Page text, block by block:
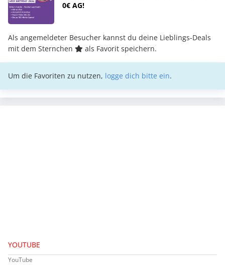
0€ AG!
Als angemeldeter Besucher kannst du deine Lieblings-Deals
mit dem Sternchen
als Favorit speichern.
Um die Favoriten zu nutzen, logge dich bitte ein.
YOUTUBE
YouTube